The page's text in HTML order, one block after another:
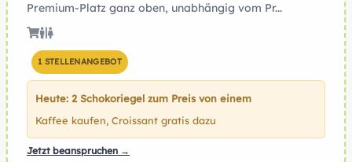
Premium-Platz ganz oben, unabhängig vom Pr...
1 STELLENANGEBOT
Heute: 2 Schokoriegel zum Preis von einem
Kaffee kaufen, Croissant gratis dazu
Jetzt beanspruchen →